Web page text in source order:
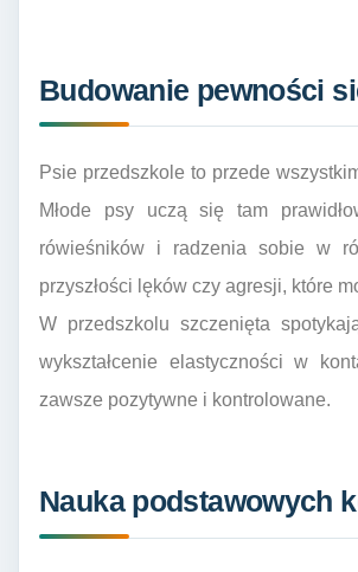
Budowanie pewności
Psie przedszkole to przede
Młode psy uczą się tam
rówieśników i radzenia sobie w
przyszłości lęków czy agresji, które
W przedszkolu szczenięta
wykształcenie elastyczności w
zawsze pozytywne i kontrolowane.
Nauka podstawowych